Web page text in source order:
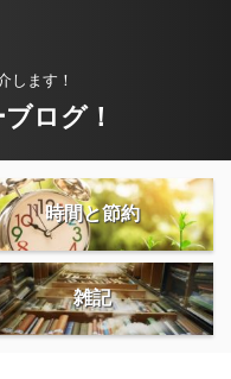
します！
ログ！
時間と節約
雑記